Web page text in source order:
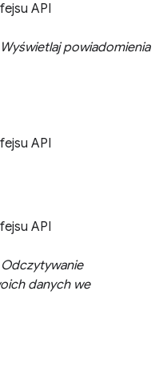
API
Wyświetlaj powiadomienia
API
API
Odczytywanie
danych we